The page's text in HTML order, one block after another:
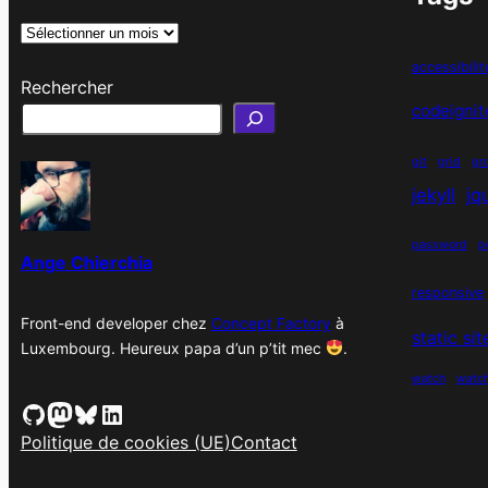
A
c
e
s
Rechercher
Ange Chierchia
Front-end developer chez Concept Factoryà
Luxembourg. Heureux papa d’un p’tit mec
.
GitHub Mastodon Bluesky LinkedIn
git grid
jekyll
password
responsive
static
watch
Politique de cookies (UE)Contact